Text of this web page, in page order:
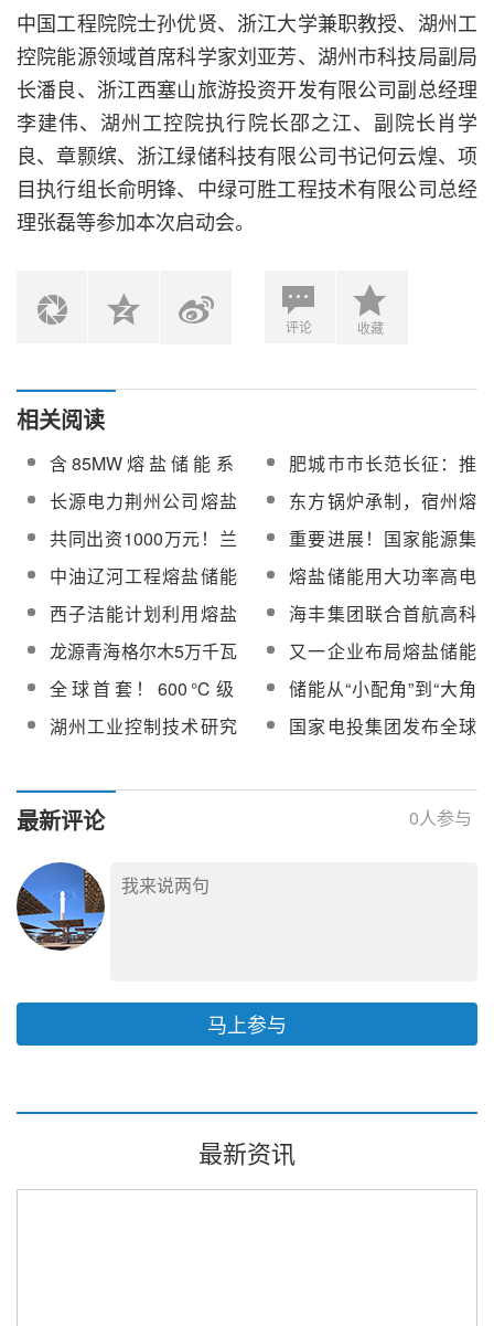
中国工程院院士孙优贤、浙江大学兼职教授、湖州工
控院能源领域首席科学家刘亚芳、湖州市科技局副局
长潘良、浙江西塞山旅游投资开发有限公司副总经理
李建伟、湖州工控院执行院长邵之江、副院长肖学
良、章颢缤、浙江绿储科技有限公司书记何云煌、项
目执行组长俞明锋、中绿可胜工程技术有限公司总经
理张磊等参加本次启动会。
评论 收藏
相关阅读
含85MW熔盐储能系
统！2025年河南省重点
建设项目名单公示
肥城市市长范长征：推
动首航高科100MW二氧
化碳熔盐储能项目建成
投运
长源电力荆州公司熔盐
储能项目熔盐泵、熔盐
罐及电加热器公开招标
东方锅炉承制，宿州熔
盐储能项目核心设备蒸
发器发运
共同出资1000万元！兰
石重装携手兰州大成、
山西常晟联合成立熔盐
储能公司
重要进展！国家能源集
团全国首套火电抽汽熔
盐储能项目完成低谷调
试
中油辽河工程熔盐储能
“抽汽蓄能”技术研究招标
熔盐储能用大功率高电
压高效感应加热技术入
选《国家重点推广的低
碳技术目录（第五
批）》！
西子洁能计划利用熔盐
储能开拓能源市场
海丰集团联合首航高科
多元携手，共探熔盐储
能投资新局
龙源青海格尔木5万千瓦
熔盐储能项目除氧器设
备采购中标公示
又一企业布局熔盐储能
领域！新能源业务版图
再落一子
全球首套！600℃级
2MW特高温热泵顺利通
过168小时连续满负荷
储能从“小配角”到“大角
色”
湖州工业控制技术研究
国家电投集团发布全球
最新评论 0人参与
马上参与
最新资讯